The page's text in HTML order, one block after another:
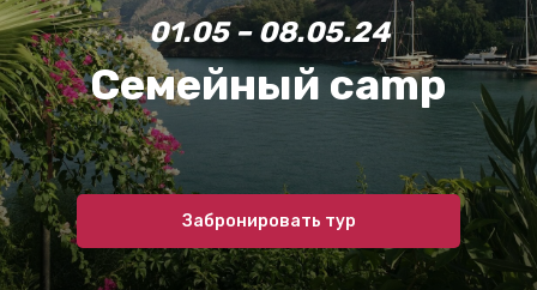
Забронировать тур
01.05 – 08.05.24
Семейный camp